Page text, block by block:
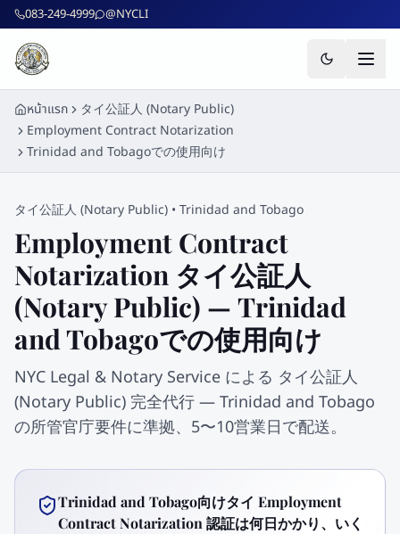
ข้ามไปยังเนื้อหาหลัก
083-249-4999 @NYCLI
หน้าแรก
タイ公証人 (Notary Public)
Employment Contract Notarization
Trinidad and Tobagoでの使用向け
タイ公証人 (Notary Public) • Trinidad and Tobago
Employment Contract
Notarization タイ公証人
(Notary Public) — Trinidad
and Tobagoでの使用向け
NYC Legal & Notary Service による タイ公証人
(Notary Public) 完全代行 — Trinidad and Tobago
の所管官庁要件に準拠、5〜10営業日で配送。
Trinidad and Tobago向けタイ Employment
Contract Notarization 認証は何日かかり、いく